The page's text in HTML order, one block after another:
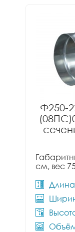
Ф250-
см, вес